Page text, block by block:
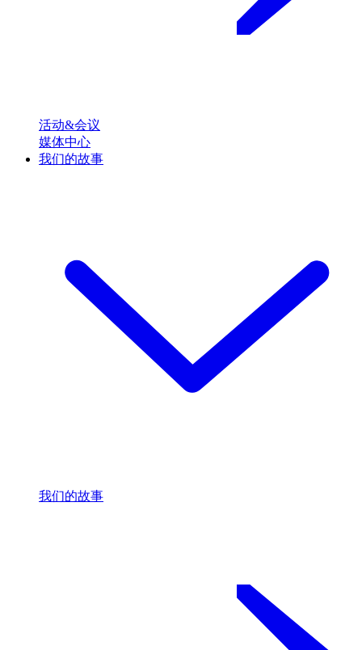
活动&会议
媒体中心
我们的故事
我们的故事